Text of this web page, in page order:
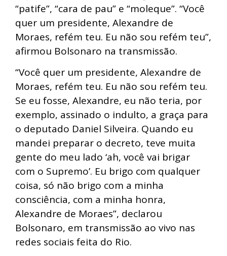
“patife”, “cara de pau” e “moleque”. “Você
quer um presidente, Alexandre de
Moraes, refém teu. Eu não sou refém teu”,
afirmou Bolsonaro na transmissão.
“Você quer um presidente, Alexandre de
Moraes, refém teu. Eu não sou refém teu.
Se eu fosse, Alexandre, eu não teria, por
exemplo, assinado o indulto, a graça para
o deputado Daniel Silveira. Quando eu
mandei preparar o decreto, teve muita
gente do meu lado ‘ah, você vai brigar
com o Supremo’. Eu brigo com qualquer
coisa, só não brigo com a minha
consciência, com a minha honra,
Alexandre de Moraes”, declarou
Bolsonaro, em transmissão ao vivo nas
redes sociais feita do Rio.